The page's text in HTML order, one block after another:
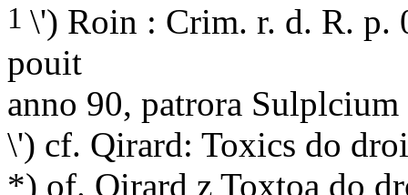
1 \') Roin : Crim. r. d. R. p.
pouit
anno 90, patrora
\') cf. Qirard: Toxics do
*) of. Qirard z Toxtoa do